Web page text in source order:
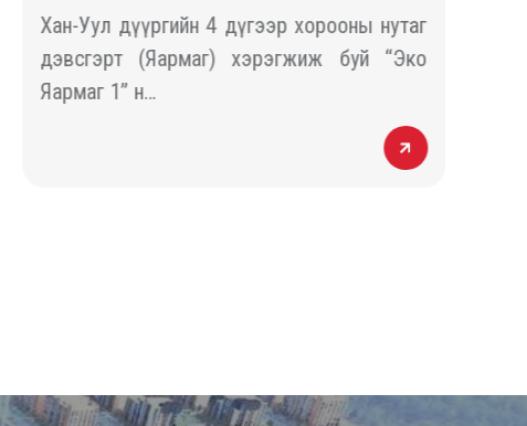
ЯАРМАГ 1” ТӨСӨЛ
Хан-Уул дүүргийн 4 дүгээр хорооны нутаг
дэвсгэрт (Яармаг) хэрэгжиж буй “Эко
Яармаг 1” н…